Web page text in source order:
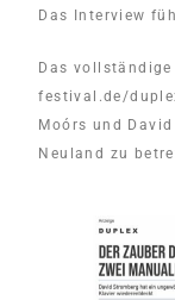
Das Interview
Das
festival.de/
Moórs und
Neuland zu